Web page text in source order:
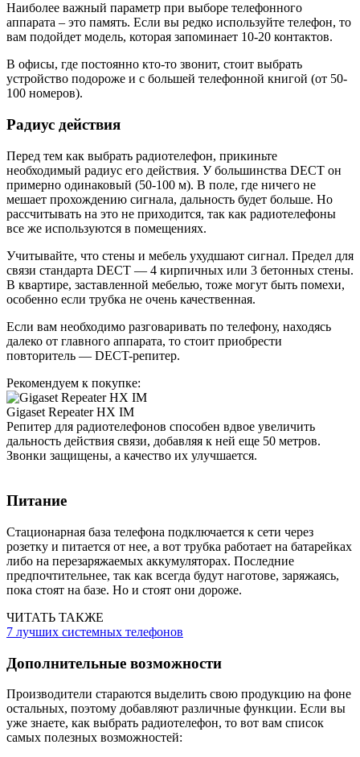
Наиболее важный параметр при выборе телефонного
аппарата – это память. Если вы редко используйте телефон, то
вам подойдет модель, которая запоминает 10-20 контактов.
В офисы, где постоянно кто-то звонит, стоит выбрать
устройство подороже и с большей телефонной книгой (от 50-
100 номеров).
Радиус действия
Перед тем как выбрать радиотелефон, прикиньте
необходимый радиус его действия. У большинства DECT он
примерно одинаковый (50-100 м). В поле, где ничего не
мешает прохождению сигнала, дальность будет больше. Но
рассчитывать на это не приходится, так как радиотелефоны
все же используются в помещениях.
Учитывайте, что стены и мебель ухудшают сигнал. Предел для
связи стандарта DECT — 4 кирпичных или 3 бетонных стены.
В квартире, заставленной мебелью, тоже могут быть помехи,
особенно если трубка не очень качественная.
Если вам необходимо разговаривать по телефону, находясь
далеко от главного аппарата, то стоит приобрести
повторитель — DECT-репитер.
Рекомендуем к покупке:
Gigaset Repeater HX IM
Репитер для радиотелефонов способен вдвое увеличить
дальность действия связи, добавляя к ней еще 50 метров.
Звонки защищены, а качество их улучшается.
Питание
Стационарная база телефона подключается к сети через
розетку и питается от нее, а вот трубка работает на батарейках
либо на перезаряжаемых аккумуляторах. Последние
предпочтительнее, так как всегда будут наготове, заряжаясь,
пока стоят на базе. Но и стоят они дороже.
ЧИТАТЬ ТАКЖЕ
7 лучших системных телефонов
Дополнительные возможности
Производители стараются выделить свою продукцию на фоне
остальных, поэтому добавляют различные функции. Если вы
уже знаете, как выбрать радиотелефон, то вот вам список
самых полезных возможностей: